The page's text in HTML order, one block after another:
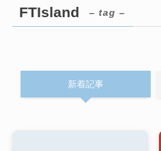
FTIsland – tag –
新着記事